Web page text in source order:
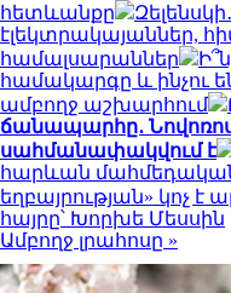
հետևանքը
էլեկտրակայաններ,
համալսարաններ
համակարգը և ինչու
ամբողջ աշխարհում
ճանապարհը․
սահմանափակվում է
հարևան
եղբայրության» կոչ է
հայրը՝ Խորխե Մեսսին
Ամբողջ լրահոսը »